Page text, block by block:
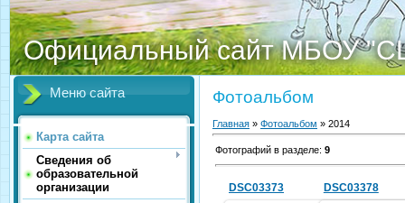
Официальный сайт МБОУ
Меню сайта
Карта сайта
Сведения об
образовательной
организации
Фотоальбом
Главная » Фотоальбом » 2014
Фотографий в разделе: 9
DSC03373 DSC03378